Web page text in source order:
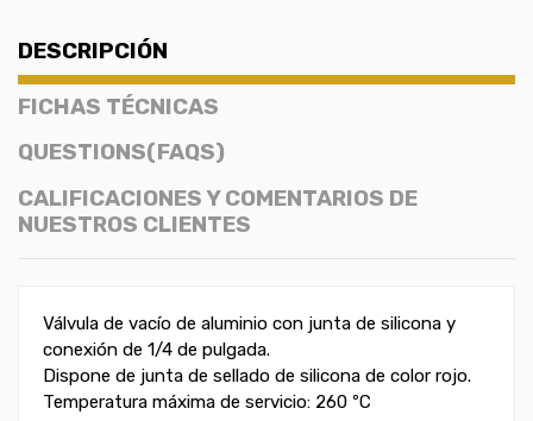
DESCRIPCIÓN
FICHAS TÉCNICAS
QUESTIONS(FAQS)
CALIFICACIONES Y COMENTARIOS DE
NUESTROS CLIENTES
Válvula de vacío de aluminio con junta de silicona y
conexión de 1/4 de pulgada.
Dispone de junta de sellado de silicona de color rojo.
Temperatura máxima de servicio: 260 ºC